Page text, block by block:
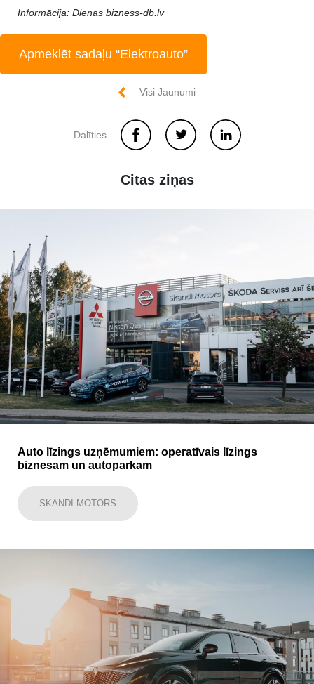
Informācija: Dienas bizness-db.lv
Apmeklēt sadaļu “Elektroauto”
Visi Jaunumi
Dalīties
Citas ziņas
Auto līzings uzņēmumiem: operatīvais līzings
biznesam un autoparkam
SKANDI MOTORS